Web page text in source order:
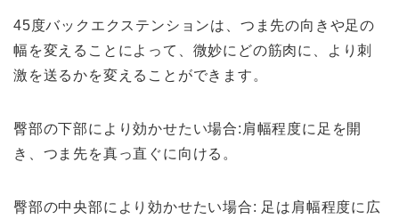
45度バックエクステンションは、つま先の向きや足の
幅を変えることによって、微妙にどの筋肉に、より刺
激を送るかを変えることができます。
臀部の下部により効かせたい場合:肩幅程度に足を開
き、つま先を真っ直ぐに向ける。
臀部の中央部により効かせたい場合: 足は肩幅程度に広